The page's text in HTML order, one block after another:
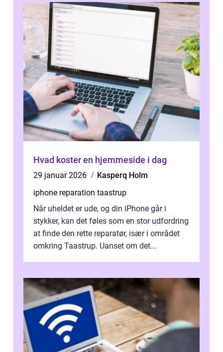
Hvad koster en hjemmeside i dag
29 januar 2026
Kasperq Holm
iphone reparation taastrup
Når uheldet er ude, og din iPhone går i
stykker, kan det føles som en stor udfordring
at finde den rette reparatør, især i området
omkring Taastrup. Uanset om det...